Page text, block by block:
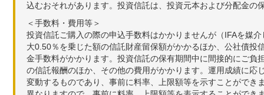
込むおそれがあります。投資信託は、投資元本および分配金の
＜手数料・費用等＞
投資信託ご購入の際の申込手数料はかかりませんが（IFAを媒
大0.50％を乗じた額の信託財産留保額がかかるほか、公社債
金手数料がかかります。投資信託の保有期間中に間接的にご
の信託報酬のほか、その他の費用がかかります。運用成績に
変動するものであり、事前に料率、上限額等を示すことがで